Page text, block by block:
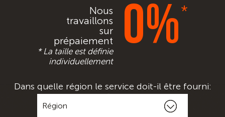
0%*
Nous
travaillons
sur
prépaiement
* La taille est définie
individuellement
Dans quelle région le service doit-il être fourni: